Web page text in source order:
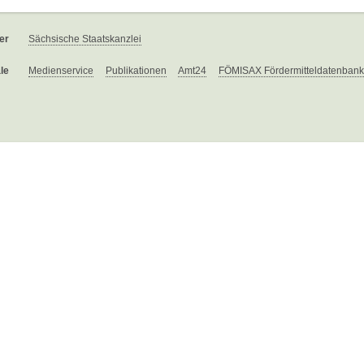
Sächsische Staatskanzlei
Medienservice Publikationen Amt24 FÖMISAX Fördermitteldatenbank